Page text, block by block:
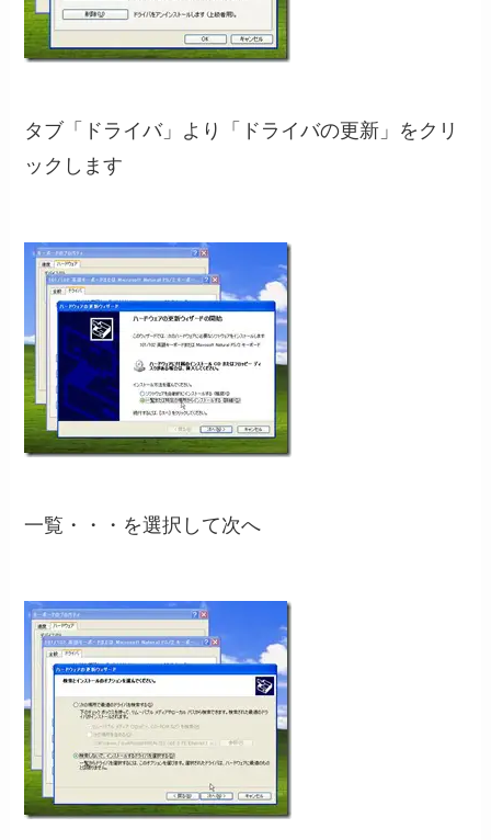
タブ「ドライバ」より「ドライバの更新」をクリ
ックします
一覧・・・を選択して次へ